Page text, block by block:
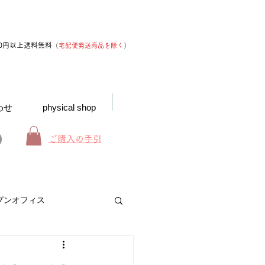
以上送料無料 （宅配便発送商品を除く ）
せ physical shop
ご購入の手引
ンオフィス
得なインフォメーション